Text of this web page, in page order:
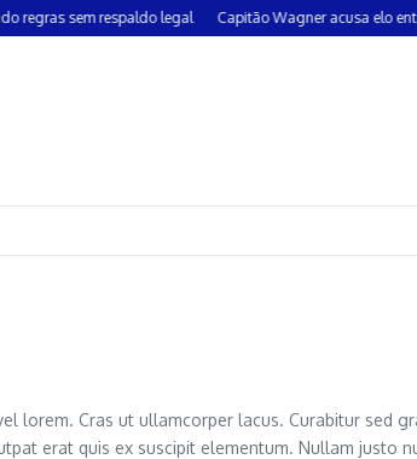
sem respaldo legal Capitão Wagner acusa elo entre
lorem. Cras ut ullamcorper lacus. Curabitur sed
erat quis ex suscipit elementum. Nullam justo